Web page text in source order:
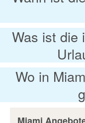
Was ist die
Wo in
Miami